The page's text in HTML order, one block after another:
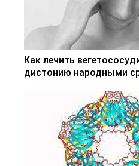
Как лечить
дистонию народными